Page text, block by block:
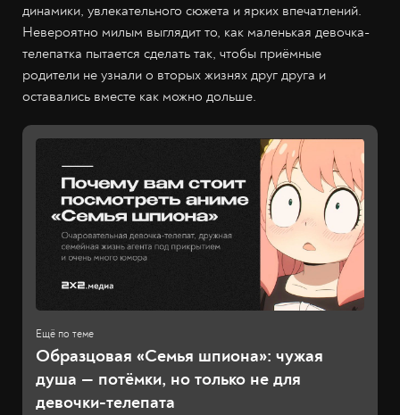
динамики, увлекательного сюжета и ярких впечатлений.
Невероятно милым выглядит то, как маленькая девочка-
телепатка пытается сделать так, чтобы приёмные
родители не узнали о вторых жизнях друг друга и
оставались вместе как можно дольше.
Образцовая «Семья шпиона»: чужая
душа — потёмки, но только не для
девочки-телепата